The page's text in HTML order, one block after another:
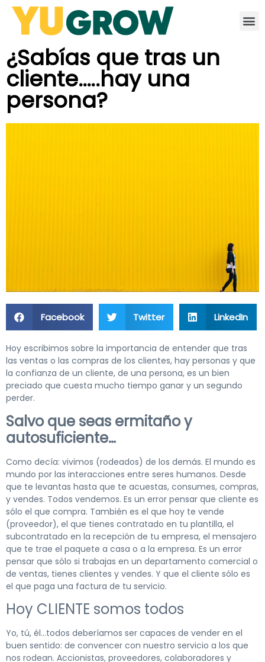
¿Sabías que tras un
cliente…..hay una
persona?
Facebook Twitter LinkedIn
Hoy escribimos sobre la importancia de entender que tras
las ventas o las compras de los clientes, hay personas y que
la confianza de un cliente, de una persona, es un bien
preciado que cuesta mucho tiempo ganar y un segundo
perder.
Salvo que seas ermitaño y
autosuficiente…
Como decía: vivimos (rodeados) de los demás. El mundo es
mundo por las interacciones entre seres humanos. Desde
que te levantas hasta que te acuestas, consumes, compras,
y vendes. Todos vendemos. Es un error pensar que cliente es
sólo el que compra. También es el que hoy te vende
(proveedor), el que tienes contratado en tu plantilla, el
subcontratado en la recepción de tu empresa, el mensajero
que te trae el paquete a casa o a la empresa. Es un error
pensar que sólo si trabajas en un departamento comercial o
de ventas, tienes clientes y vendes. Y que el cliente sólo es
el que paga una factura de tu servicio.
Hoy CLIENTE somos todos
Yo, tú, él…todos deberíamos ser capaces de vender en el
buen sentido: de convencer con nuestro servicio a los que
nos rodean. Accionistas, proveedores, colaboradores y